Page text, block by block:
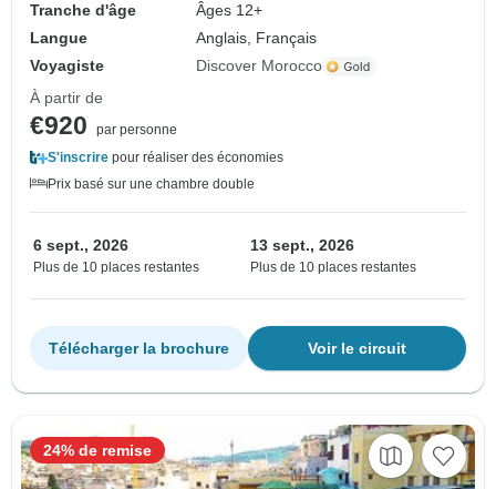
Tranche d'âge
Âges 12+
Langue
Anglais, Français
Voyagiste
Discover Morocco
À partir de
€920
par personne
S'inscrire pour réaliser des économies
Prix basé sur une chambre double
6 sept., 2026
Plus de 10 places restantes
13 sept., 2026
Plus de 10 places restantes
Voir le circuit
Télécharger la brochure
24% de remise